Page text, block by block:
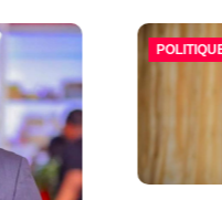
SANTÉ
RDC/